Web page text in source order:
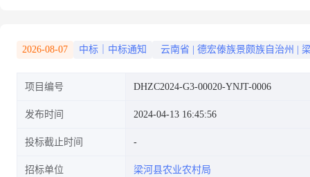
2026-08-07 中标｜中标通知 云南省 德宏傣族景颇族自治州
项目编号 DHZC2024-G3-00020-YNJT-0006
发布时间 2024-04-13 16:45:56
投标截止时间
招标单位 梁河县农业农村局